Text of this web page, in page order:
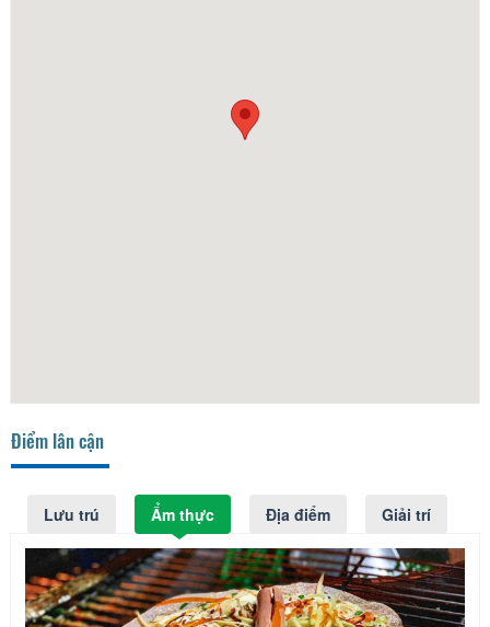
Điểm lân cận
Lưu trú Ẩm thực Địa điểm Giải trí